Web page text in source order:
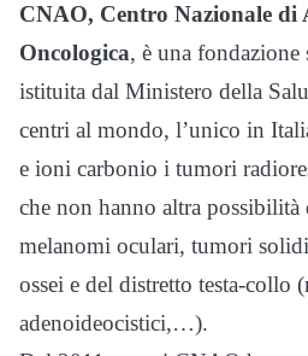
CNAO, Centro Nazionale di
Oncologica, è una fondazione
istituita dal Ministero della
centri al mondo, l’unico in
e ioni carbonio i tumori
che non hanno altra possibilità
melanomi oculari, tumori
ossei e del distretto testa-collo
adenoideocistici,…).